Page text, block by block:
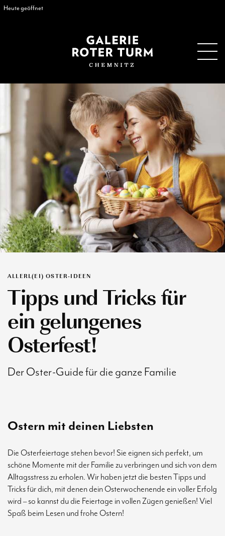
Heute geöffnet
ALLERL(EI) OSTER-IDEEN
Tipps und Tricks für
ein gelungenes
Osterfest!
Der Oster-Guide für die ganze Familie
Ostern mit deinen Liebsten
Die Osterfeiertage stehen bevor! Sie eignen sich perfekt, um
schöne Momente mit der Familie zu verbringen und sich von dem
Alltagsstress zu erholen. Wir haben jetzt die besten Tipps und
Tricks für dich, mit denen dein Osterwochenende ein voller Erfolg
wird – so kannst du die Feiertage in vollen Zügen genießen! Viel
Spaß beim Lesen und frohe Ostern!